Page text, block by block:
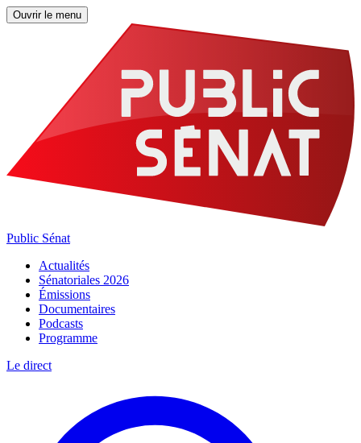
Ouvrir le menu
Public Sénat
Actualités
Sénatoriales 2026
Émissions
Documentaires
Podcasts
Programme
Le direct